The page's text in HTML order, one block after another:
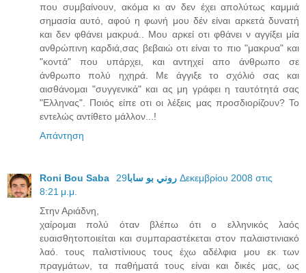
που συμβαίνουν, ακόμα κι αν δεν έχει απολύτως καμμιά
σημασία αυτό, αφού η φωνή μου δέν είναι αρκετά δυνατή
και δεν φθάνει μακρυά.. Μου αρκεί οτι φθάνει ν αγγίξει μία
ανθρώπινη καρδιά,σας βεβαιώ οτι είναι το πιο "μακρυα" και
"κοντά" που υπάρχει, και αντηχεί απο άνθρωπο σε
άνθρωπο πολύ ηχηρά. Με άγγιξε το σχόλιό σας και
αισθάνομαι "συγγενικά" και ας μη γράφει η ταυτότητά σας
"Ελληνας". Ποιός είπε οτι οι λέξεις μας προσδιορίζουν? Το
εντελώς αντίθετο μάλλον...!
Απάντηση
Roni Bou Saba روني بو سابا29 Δεκεμβρίου 2008 στις
8:21 μ.μ.
Στην Αριάδνη,
χαίρομαι πολύ όταν βλέπω ότι ο ελληνικός λαός
ευαισθητοποιείται και συμπαραστέκεται στον παλαιστινιακό
λαό. τους παλιστίνιους τους έχω αδέλφια μου εκ των
πραγμάτων, τα παθήματά τους είναι και δικές μας, ως